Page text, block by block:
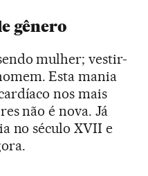
gênero
mulher; vestir-
Esta mania
nos mais
não é nova. Já
no século XVII e